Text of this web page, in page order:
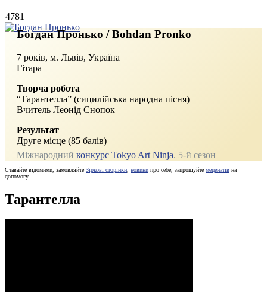
4781
Богдан Пронько / Bohdan Pronko
7 років, м. Львів, Україна
Гітара
Творча робота
“Тарантелла” (сицилійська народна пісня)
Вчитель Леонід Снопок
Результат
Друге місце (85 балів)
Міжнародний конкурс Tokyo Art Ninja. 5‑й сезон
Ставайте відомими, замовляйте Зіркові сторінки новини про себе, запрошуйте меценатів на
допомогу.
Тарантелла